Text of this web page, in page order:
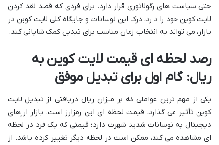
حتی سیاست های رگولاتوری قرار دارد. برای فردی که قصد نقد کردن
لایت کوین خود را دارد، درک این نوسانات و جایگاه کلی لایت کوین در
بازار، می تواند به انتخاب زمان مناسب برای تبدیل کمک شایانی کند.
رصد لحظه ای قیمت لایت کوین به
ریال: گام اول برای تبدیل موفق
یکی از مهم ترین عواملی که بر میزان ریال دریافتی از تبدیل لایت
کوین تأثیر می گذارد، قیمت لحظه ای این رمزارز است. بازار ارزهای
دیجیتال به نوسانات شدید شهرت دارد؛ قیمتی که یک فرد در لحظه
ای مشاهده می کند، ممکن است در لحظه دیگر تغییر کرده باشد. از